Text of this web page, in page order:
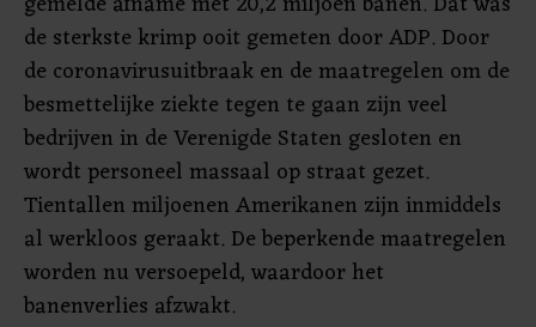
de sterkste krimp ooit gemeten door ADP. Door
de coronavirusuitbraak en de maatregelen om de
besmettelijke ziekte tegen te gaan zijn veel
bedrijven in de Verenigde Staten gesloten en
wordt personeel massaal op straat gezet.
Tientallen miljoenen Amerikanen zijn inmiddels
al werkloos geraakt. De beperkende maatregelen
worden nu versoepeld, waardoor het
banenverlies afzwakt.